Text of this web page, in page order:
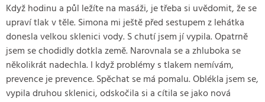
Když hodinu a půl ležíte na masáži, je třeba si uvědomit, že se
upraví tlak v těle. Simona mi ještě před sestupem z lehátka
donesla velkou sklenici vody. S chutí jsem jí vypila. Opatrně
jsem se chodidly dotkla země. Narovnala se a zhluboka se
několikrát nadechla. I když problémy s tlakem nemívám,
prevence je prevence. Spěchat se má pomalu. Oblékla jsem se,
vypila druhou sklenici, odskočila si a cítila se jako nová